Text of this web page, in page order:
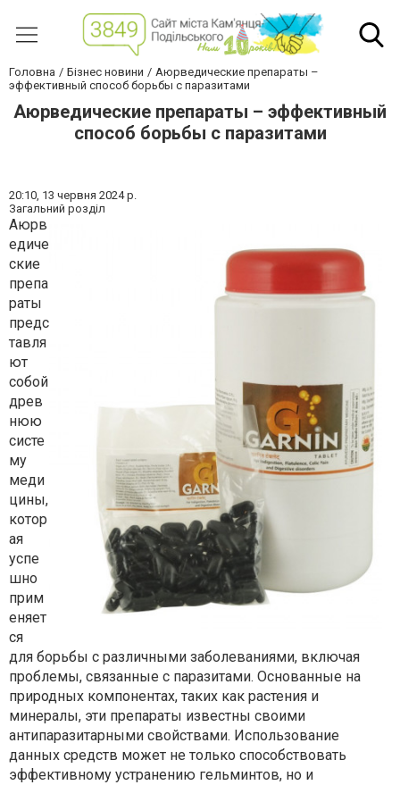
Головна Бізнес новини
Аюрведические препараты –
эффективный способ борьбы с паразитами
Аюрведические препараты – эффективный
способ борьбы с паразитами
20:10, 13 червня 2024 р.
Загальний розділ
Аюрв
едиче
ские
препа
раты
предс
тавля
ют
собой
древ
нюю
систе
му
меди
цины,
котор
ая
успе
шно
прим
еняет
ся
для борьбы с различными заболеваниями, включая
проблемы, связанные с паразитами. Основанные на
природных компонентах, таких как растения и
минералы, эти препараты известны своими
антипаразитарными свойствами. Использование
данных средств может не только способствовать
эффективному устранению гельминтов, но и